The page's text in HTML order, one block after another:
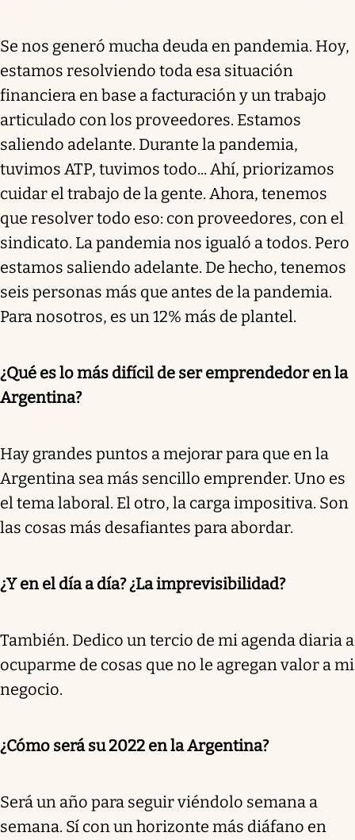
Se nos generó mucha deuda en pandemia. Hoy,
estamos resolviendo toda esa situación
financiera en base a facturación y un trabajo
articulado con los proveedores. Estamos
saliendo adelante. Durante la pandemia,
tuvimos ATP, tuvimos todo... Ahí, priorizamos
cuidar el trabajo de la gente. Ahora, tenemos
que resolver todo eso: con proveedores, con el
sindicato. La pandemia nos igualó a todos. Pero
estamos saliendo adelante. De hecho, tenemos
seis personas más que antes de la pandemia.
Para nosotros, es un 12% más de plantel.
¿Qué es lo más difícil de ser emprendedor en la
Argentina?
Hay grandes puntos a mejorar para que en la
Argentina sea más sencillo emprender. Uno es
el tema laboral. El otro, la carga impositiva. Son
las cosas más desafiantes para abordar.
¿Y en el día a día? ¿La imprevisibilidad?
También. Dedico un tercio de mi agenda diaria a
ocuparme de cosas que no le agregan valor a mi
negocio.
¿Cómo será su 2022 en la Argentina?
Será un año para seguir viéndolo semana a
semana. Sí con un horizonte más diáfano en